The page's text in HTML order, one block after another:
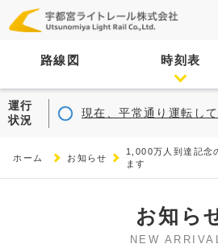
路線図 時刻表
運行
状況
現在、平常通り運転して
ホーム お知らせ
1,000万人到達記念
ます
お知ら
NEW